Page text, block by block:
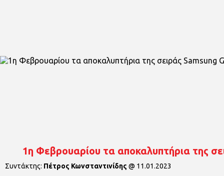
1η Φεβρουαρίου τα αποκαλυπτήρια της
Συντάκτης: Πέτρος Κωνσταντινίδης @ 11.01.2023